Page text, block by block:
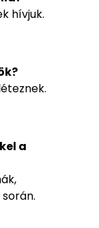
hívjuk.
a